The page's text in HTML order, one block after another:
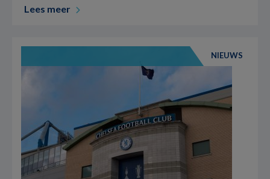
Lees meer
NIEUWS